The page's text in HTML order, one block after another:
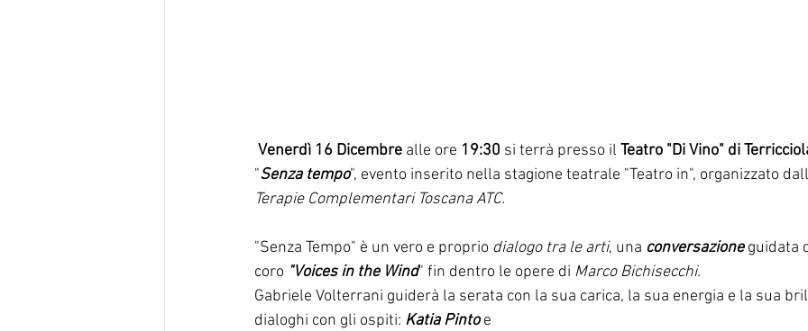
Venerdì 16 Dicembre alle ore 19:30 si terrà presso il Teatro "Di Vino" di
"Senza tempo", evento inserito nella stagione teatrale "Teatro in", organizzato
Terapie Complementari Toscana ATC.
"Senza Tempo" è un vero e proprio dialogo tra le arti, una conversazione guidata
coro "Voices in the Wind" fin dentro le opere di Marco Bichisecchi.
Gabriele Volterrani guiderà la serata con la sua carica, la sua energia e la sua
dialoghi con gli ospiti: Katia Pinto e